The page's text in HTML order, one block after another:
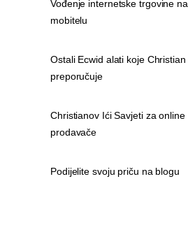
Vođenje internetske trgovine na
mobitelu
Ostali Ecwid alati koje Christian
preporučuje
Christianov Ići Savjeti za online
prodavače
Podijelite svoju priču na blogu